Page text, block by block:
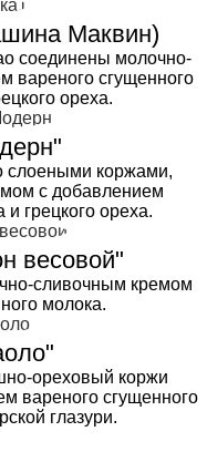
Маквин)
соединены молочно-
вареного сгущенного
ореха.
слоеными коржами,
с добавлением
грецкого ореха.
весовой"
сливочным кремом
молока.
ореховый коржи
вареного сгущенного
глазури.